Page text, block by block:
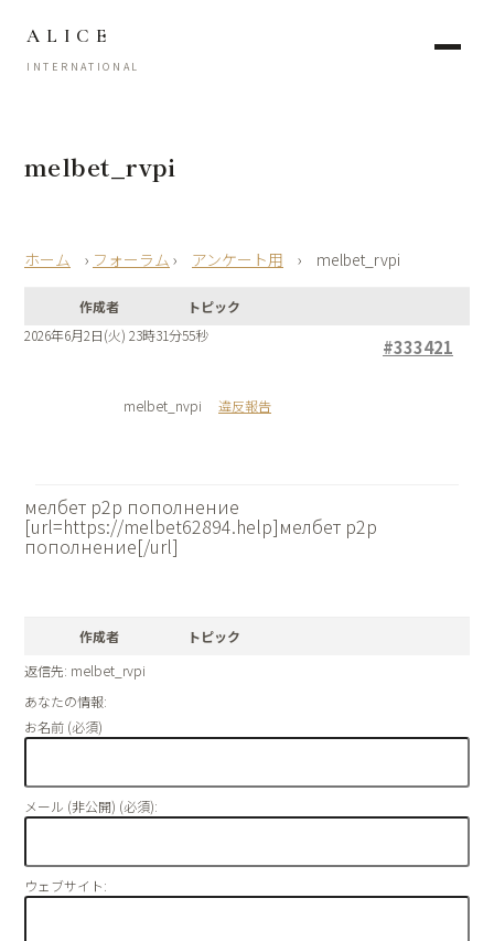
ALICE
INTERNATIONAL
melbet_rvpi
› フォーラム › アンケート用 › melbet_rvpi
作成者
トピック
2026年6月2日(火) 23時31分55秒
#333421
melbet_nvpi 違反報告
мелбет p2p пополнение
[url=https://melbet62894.help]мелбет p2p
пополнение[/url]
作成者
トピック
返信先: melbet_rvpi
あなたの情報:
お名前 (必須)
メール (非公開) (必須):
ウェブサイト: